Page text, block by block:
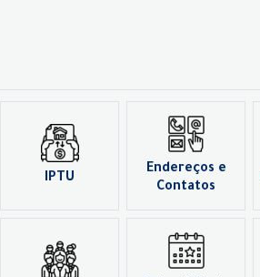
IPTU
Endereços e
Contatos